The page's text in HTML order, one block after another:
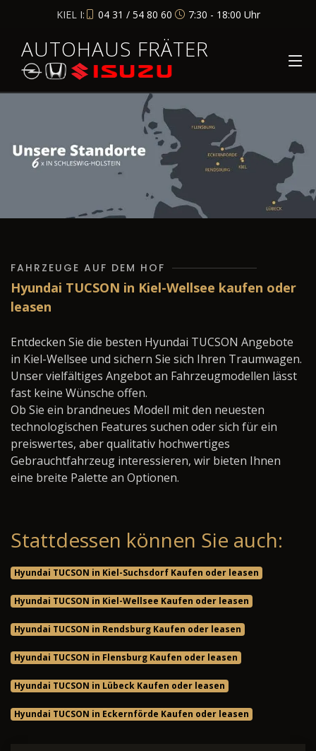
KIEL I: 04 31 / 54 80 60 7:30 - 18:00 Uhr
AUTOHAUS FRÄTER
FAHRZEUGE AUF DEM HOF
Hyundai TUCSON in Kiel-Wellsee kaufen oder
leasen
Entdecken Sie die besten Hyundai TUCSON Angebote
in Kiel-Wellsee und sichern Sie sich Ihren Traumwagen.
Unser vielfältiges Angebot an Fahrzeugmodellen lässt
fast keine Wünsche offen.
Ob Sie ein brandneues Modell mit den neuesten
technologischen Features suchen oder sich für ein
preiswertes, aber qualitativ hochwertiges
Gebrauchtfahrzeug interessieren, wir bieten Ihnen
eine breite Palette an Optionen.
Stattdessen können Sie auch:
Hyundai TUCSON in Kiel-Suchsdorf Kaufen oder leasen
Hyundai TUCSON in Kiel-Wellsee Kaufen oder leasen
Hyundai TUCSON in Rendsburg Kaufen oder leasen
Hyundai TUCSON in Flensburg Kaufen oder leasen
Hyundai TUCSON in Lübeck Kaufen oder leasen
Hyundai TUCSON in Eckernförde Kaufen oder leasen